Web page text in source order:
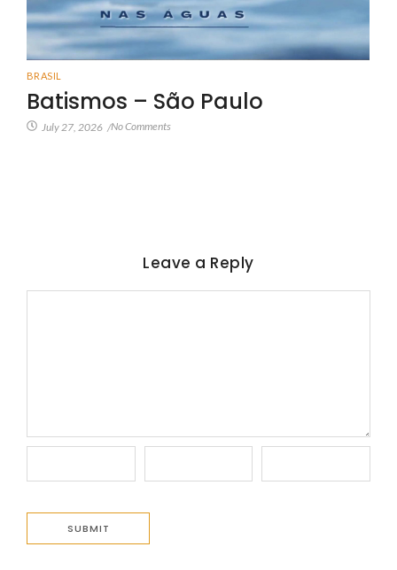
BRASIL
Batismos – São Paulo
July 27, 2026 /No Comments
Leave a Reply